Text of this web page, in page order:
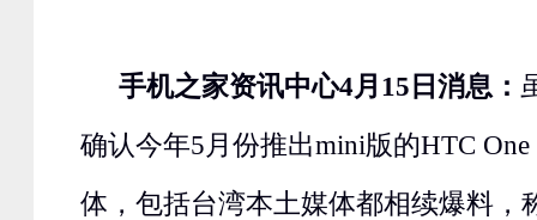
手机之家资讯中心4月15日消息：
确认今年5月份推出mini版的HTC
体，包括台湾本土媒体都相续爆料，